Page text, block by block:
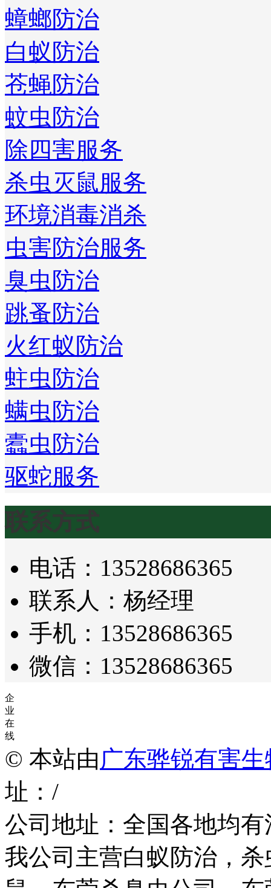
蟑螂防治
白蚁防治
苍蝇防治
蚊虫防治
除四害服务
杀虫灭鼠服务
环境消毒消杀
虫害防治服务
臭虫防治
跳蚤防治
火红蚁防治
蛀虫防治
螨虫防治
蠹虫防治
驱蛇服务
联系方式
电话：13528686365
联系人：杨经理
手机：13528686365
微信：13528686365
企
业
在
线
© 本站由 广东骅锐有害
址：/
公司地址：全国各地均
我公司主营白蚁防治，